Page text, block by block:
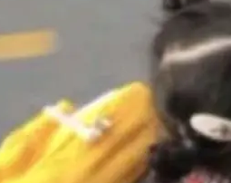
接入Mooncake T
30%、非零拷贝
底层基
后续腾讯网平将
的高性能通信组
中实现了一
引擎（Engine），
向企业研发场景的
”凭借卓越的技术
链路私有化部署，
，越来越多企业已
通过调用公有云模
发效率。但随着 AI
向团队级、组织
人工智能
发布《2025年人工
中展示人工智能在
底座、行业赋能、
大方向。深信服
个时代的结